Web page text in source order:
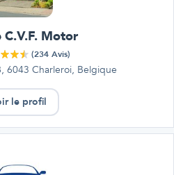
C.V.F. Motor
(234 Avis)
6043 Charleroi, Belgique
le profil